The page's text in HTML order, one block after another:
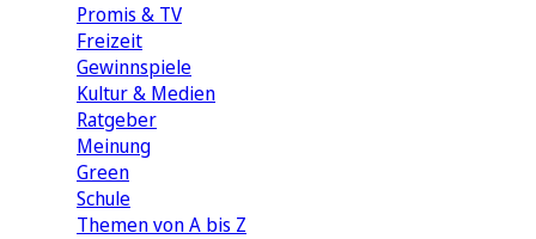
Promis & TV
Freizeit
Gewinnspiele
Kultur & Medien
Ratgeber
Meinung
Green
Schule
Themen von A bis Z